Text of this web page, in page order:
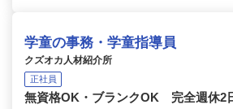
学童の事務・学童指導員
クズオカ人材紹介所
正社員
無資格OK・ブランクOK 完全週休2